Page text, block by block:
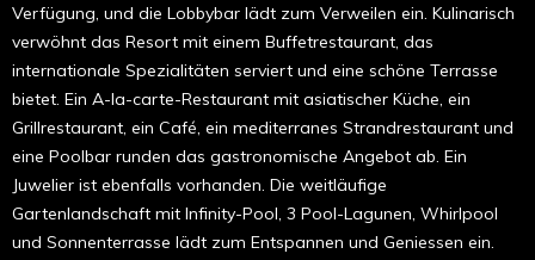
Verfügung, und die Lobbybar lädt zum Verweilen ein. Kulinarisch
verwöhnt das Resort mit einem Buffetrestaurant, das
internationale Spezialitäten serviert und eine schöne Terrasse
bietet. Ein A-la-carte-Restaurant mit asiatischer Küche, ein
Grillrestaurant, ein Café, ein mediterranes Strandrestaurant und
eine Poolbar runden das gastronomische Angebot ab. Ein
Juwelier ist ebenfalls vorhanden. Die weitläufige
Gartenlandschaft mit Infinity-Pool, 3 Pool-Lagunen, Whirlpool
und Sonnenterrasse lädt zum Entspannen und Geniessen ein.